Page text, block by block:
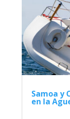
Samoa y
en la